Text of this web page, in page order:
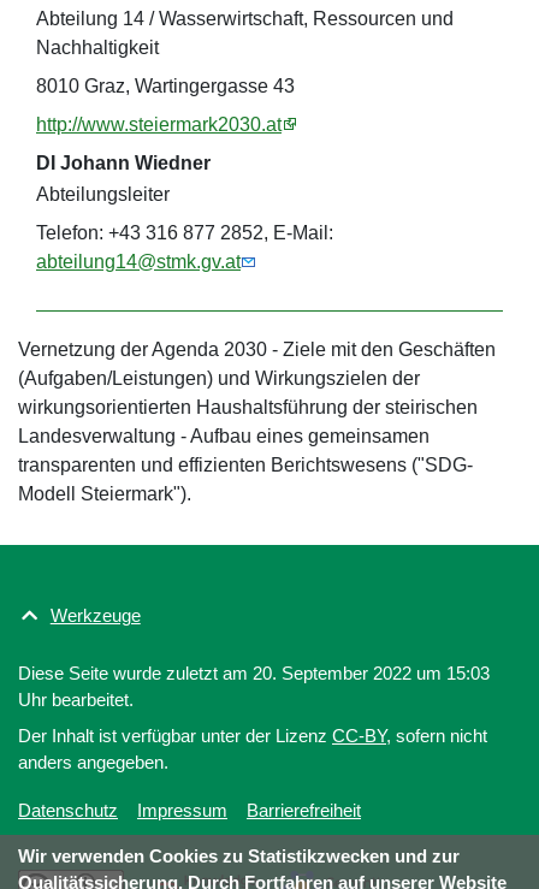
Abteilung 14 / Wasserwirtschaft, Ressourcen und
Nachhaltigkeit
8010 Graz, Wartingergasse 43
http://www.steiermark2030.at
DI Johann Wiedner
Abteilungsleiter
Telefon: +43 316 877 2852, E-Mail:
abteilung14@stmk.gv.at
Vernetzung der Agenda 2030 - Ziele mit den Geschäften
(Aufgaben/Leistungen) und Wirkungszielen der
wirkungsorientierten Haushaltsführung der steirischen
Landesverwaltung - Aufbau eines gemeinsamen
transparenten und effizienten Berichtswesens ("SDG-
Modell Steiermark").
Wir verwenden Cookies zu Statistikzwecken und zur
Qualitätssicherung. Durch Fortfahren auf unserer Website
Werkzeuge
Diese Seite wurde zuletzt am 20. September 2022 um 15:03
Uhr bearbeitet.
Der Inhalt ist verfügbar unter der Lizenz CC-BY, sofern nicht
anders angegeben.
Datenschutz Impressum Barrierefreiheit